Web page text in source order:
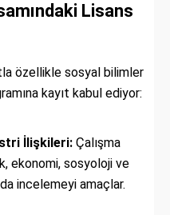
Lisans
özellikle sosyal bilimler
kayıt kabul ediyor:
İlişkileri: Çalışma
ekonomi, sosyoloji ve
incelemeyi amaçlar.